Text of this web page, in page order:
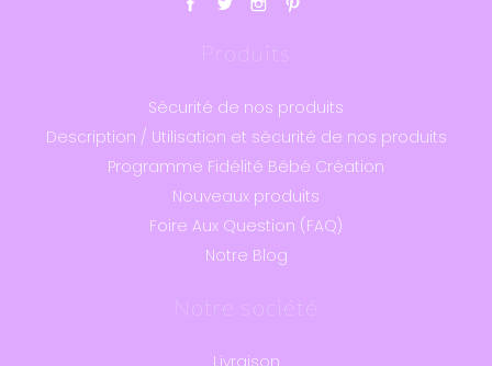
Produits
Sécurité de nos produits
Description / Utilisation et sécurité de nos produits
Programme Fidélité Bébé Création
Nouveaux produits
Foire Aux Question (FAQ)
Notre Blog
Notre société
Livraison